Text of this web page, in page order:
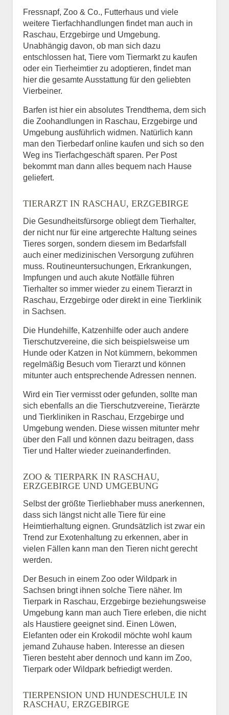
Fressnapf, Zoo & Co., Futterhaus und viele
weitere Tierfachhandlungen findet man auch in
Raschau, Erzgebirge und Umgebung.
Unabhängig davon, ob man sich dazu
entschlossen hat, Tiere vom Tiermarkt zu kaufen
oder ein Tierheimtier zu adoptieren, findet man
hier die gesamte Ausstattung für den geliebten
Vierbeiner.
Barfen ist hier ein absolutes Trendthema, dem sich
die Zoohandlungen in Raschau, Erzgebirge und
Umgebung ausführlich widmen. Natürlich kann
man den Tierbedarf online kaufen und sich so den
Weg ins Tierfachgeschäft sparen. Per Post
bekommt man dann alles bequem nach Hause
geliefert.
TIERARZT IN RASCHAU, ERZGEBIRGE
Die Gesundheitsfürsorge obliegt dem Tierhalter,
der nicht nur für eine artgerechte Haltung seines
Tieres sorgen, sondern diesem im Bedarfsfall
auch einer medizinischen Versorgung zuführen
muss. Routineuntersuchungen, Erkrankungen,
Impfungen und auch akute Notfälle führen
Tierhalter so immer wieder zu einem Tierarzt in
Raschau, Erzgebirge oder direkt in eine Tierklinik
in Sachsen.
Die Hundehilfe, Katzenhilfe oder auch andere
Tierschutzvereine, die sich beispielsweise um
Hunde oder Katzen in Not kümmern, bekommen
regelmäßig Besuch vom Tierarzt und können
mitunter auch entsprechende Adressen nennen.
Wird ein Tier vermisst oder gefunden, sollte man
sich ebenfalls an die Tierschutzvereine, Tierärzte
und Tierkliniken in Raschau, Erzgebirge und
Umgebung wenden. Diese wissen mitunter mehr
über den Fall und können dazu beitragen, dass
Tier und Halter wieder zueinanderfinden.
ZOO & TIERPARK IN RASCHAU,
ERZGEBIRGE UND UMGEBUNG
Selbst der größte Tierliebhaber muss anerkennen,
dass sich längst nicht alle Tiere für eine
Heimtierhaltung eignen. Grundsätzlich ist zwar ein
Trend zur Exotenhaltung zu erkennen, aber in
vielen Fällen kann man den Tieren nicht gerecht
werden.
Der Besuch in einem Zoo oder Wildpark in
Sachsen bringt ihnen solche Tiere näher. Im
Tierpark in Raschau, Erzgebirge beziehungsweise
Umgebung kann man auch Tiere erleben, die nicht
als Haustiere geeignet sind. Einen Löwen,
Elefanten oder ein Krokodil möchte wohl kaum
jemand Zuhause haben. Interesse an diesen
Tieren besteht aber dennoch und kann im Zoo,
Tierpark oder Wildpark befriedigt werden.
TIERPENSION UND HUNDESCHULE IN
RASCHAU, ERZGEBIRGE